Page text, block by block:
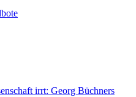
irrt: Georg Büchners